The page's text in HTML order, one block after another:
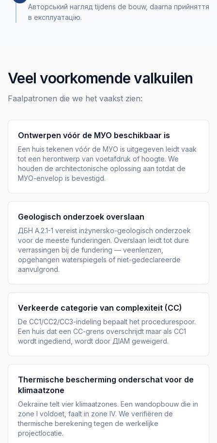
Авторський нагляд tijdens de bouw, daarna прийняття
в експлуатацію.
Veel voorkomende valkuilen
Faalpatronen die we het vaakst zien:
Ontwerpen vóór de МУО beschikbaar is
Een huis tekenen vóór de МУО is uitgegeven leidt vaak
tot een herontwerp van voetafdruk of hoogte. We
houden de architectonische oplossing aan totdat de
МУО-envelop is bevestigd.
Geologisch onderzoek overslaan
ДБН А.2.1-1 vereist inżynersko-geologisch onderzoek
voor de meeste funderingen. Overslaan leidt tot dure
verrassingen bij de fundering — veenlenzen,
opgehangen waterspiegels of niet-gedeclareerde
aanvulgrond.
Verkeerde categorie van complexiteit (CC)
De CC1/CC2/CC3-indeling bepaalt het procedurespoor.
Een huis dat een CC-grens overschrijdt maar als CC1
wordt ingediend, wordt door ДІАМ geweigerd.
Thermische bescherming onderschat voor de
klimaatzone
Oekraïne telt vier klimaatzones. Een wandopbouw die in
zone I voldoet, faalt in zone IV. We verifiëren de
thermische berekening tegen de werkelijke
projectlocatie.